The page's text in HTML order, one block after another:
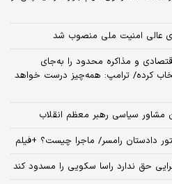
عالی امنیت ملی منصوب شد
و مذاکره محدود را به‌جای
کرده/ ترامپ: همه‌چیز درست خواهد
مشاور سیاسی رهبر معظم انقلاب
دادستان رامسر/ ماجرا چیست؟ +فیلم
حق ندارد راسا سکویی را مسدود کند